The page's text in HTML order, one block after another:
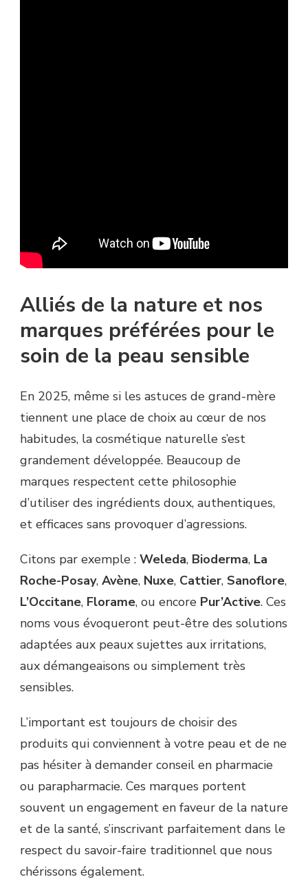
Alliés de la nature et nos
marques préférées pour le
soin de la peau sensible
En 2025, même si les astuces de grand-mère
tiennent une place de choix au cœur de nos
habitudes, la cosmétique naturelle s’est
grandement développée. Beaucoup de
marques respectent cette philosophie
d’utiliser des ingrédients doux, authentiques,
et efficaces sans provoquer d’agressions.
Citons par exemple : Weleda, Bioderma, La
Roche-Posay, Avène, Nuxe, Cattier, Sanoflore,
L’Occitane, Florame, ou encore Pur’Active. Ces
noms vous évoqueront peut-être des solutions
adaptées aux peaux sujettes aux irritations,
aux démangeaisons ou simplement très
sensibles.
L’important est toujours de choisir des
produits qui conviennent à votre peau et de ne
pas hésiter à demander conseil en pharmacie
ou parapharmacie. Ces marques portent
souvent un engagement en faveur de la nature
et de la santé, s’inscrivant parfaitement dans le
respect du savoir-faire traditionnel que nous
chérissons également.